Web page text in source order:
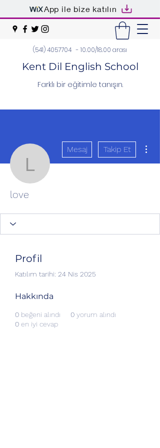
App ile bize katılın
(541) 4057704 - 10.00/18.00 arası
Kent Dil English School
Farklı bir eğitimle tanışın.
love
Mesaj Takip Et
love
Profil
Katılım tarihi: 24 Nis 2025
Hakkında
0 beğeni alındı 0 yorum alındı
0 en iyi cevap